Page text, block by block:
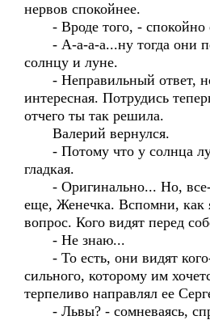
нервов спокойнее.
- Вроде того, - спокойно
- А-а-а-а...ну тогда они
солнцу и луне.
- Неправильный ответ,
интересная. Потрудись
отчего ты так решила.
Валерий вернулся.
- Потому что у солнца
гладкая.
- Оригинально... Но, все-
еще, Женечка. Вспомни, как
вопрос. Кого видят перед
- Не знаю...
- То есть, они видят
сильного, которому им
терпеливо направлял ее
- Львы? - сомневаясь,